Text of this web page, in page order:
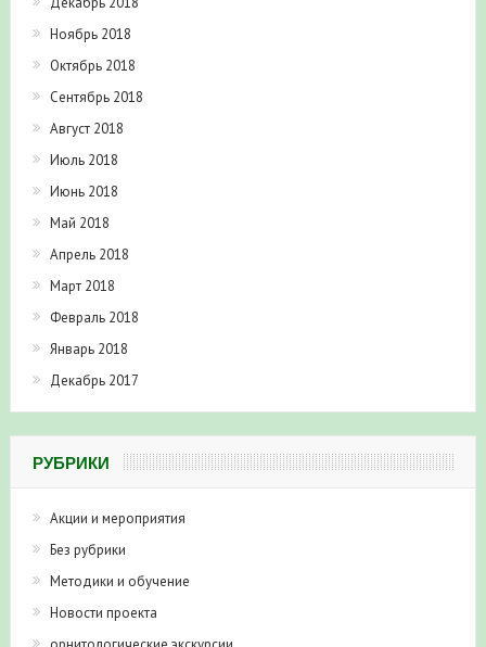
Ноябрь 2018
Октябрь 2018
Сентябрь 2018
Август 2018
Июль 2018
Июнь 2018
Май 2018
Апрель 2018
Март 2018
Февраль 2018
Январь 2018
Декабрь 2017
РУБРИКИ
Акции и мероприятия
Без рубрики
Методики и обучение
Новости проекта